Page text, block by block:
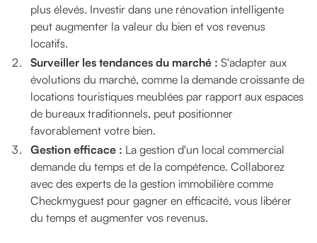
plus élevés. Investir dans une rénovation intelligente
peut augmenter la valeur du bien et vos revenus
locatifs.
Surveiller les tendances du marché : S'adapter aux
évolutions du marché, comme la demande croissante de
locations touristiques meublées par rapport aux espaces
de bureaux traditionnels, peut positionner
favorablement votre bien.
Gestion efficace : La gestion d'un local commercial
demande du temps et de la compétence. Collaborez
avec des experts de la gestion immobilière comme
Checkmyguest pour gagner en efficacité, vous libérer
du temps et augmenter vos revenus.